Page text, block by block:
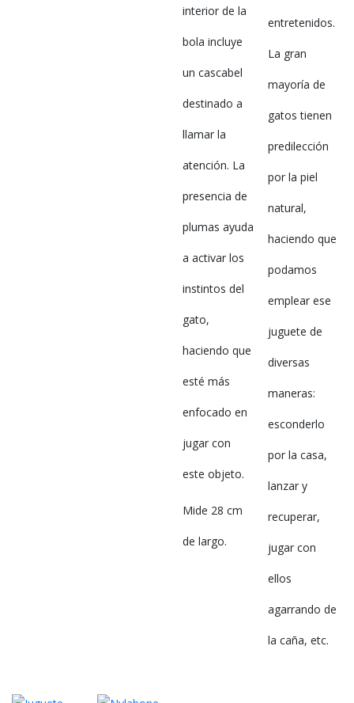
interior de la
bola incluye
un cascabel
destinado a
llamar la
atención. La
presencia de
plumas ayuda
a activar los
instintos del
gato,
haciendo que
esté más
enfocado en
jugar con
este objeto.
Mide 28 cm
de largo.
entretenidos.
La gran
mayoría de
gatos tienen
predilección
por la piel
natural,
haciendo que
podamos
emplear ese
juguete de
diversas
maneras:
esconderlo
por la casa,
lanzar y
recuperar,
jugar con
ellos
agarrando de
la caña, etc.